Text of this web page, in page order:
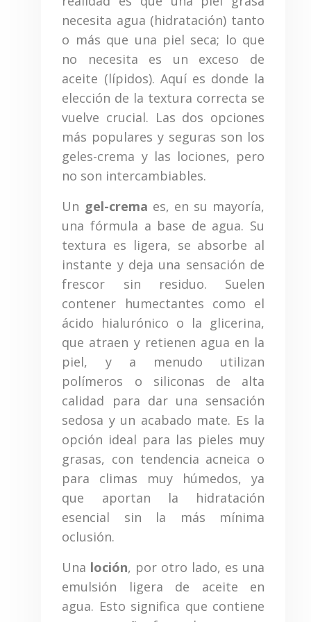
necesita agua (hidratación) tanto
o más que una piel seca; lo que
no necesita es un exceso de
aceite (lípidos). Aquí es donde la
elección de la textura correcta se
vuelve crucial. Las dos opciones
más populares y seguras son los
geles-crema y las lociones, pero
no son intercambiables.
Un gel-crema es, en su mayoría,
una fórmula a base de agua. Su
textura es ligera, se absorbe al
instante y deja una sensación de
frescor sin residuo. Suelen
contener humectantes como el
ácido hialurónico o la glicerina,
que atraen y retienen agua en la
piel, y a menudo utilizan
polímeros o siliconas de alta
calidad para dar una sensación
sedosa y un acabado mate. Es la
opción ideal para las pieles muy
grasas, con tendencia acneica o
para climas muy húmedos, ya
que aportan la hidratación
esencial sin la más mínima
oclusión.
Una loción, por otro lado, es una
emulsión ligera de aceite en
agua. Esto significa que contiene